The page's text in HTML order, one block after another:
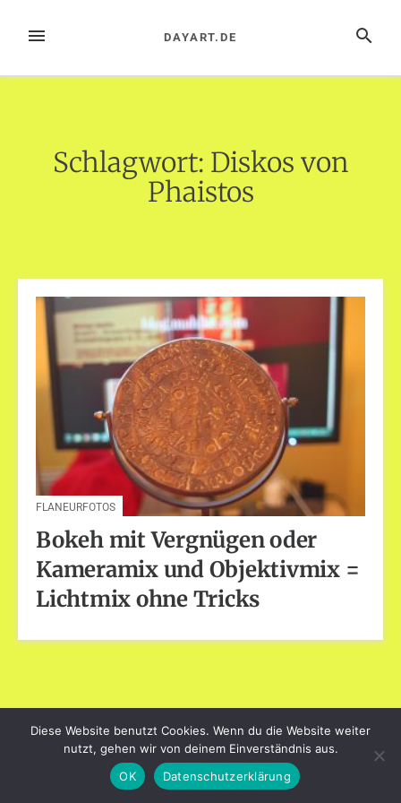
InhaltMENÜ SUCHE
DAYART.DE
Schlagwort: Diskos von
Phaistos
FLANEURFOTOS
Bokeh mit Vergnügen oder
Kameramix und Objektivmix =
Lichtmix ohne Tricks
dayart.de
Stolz präsentiert von WordPress|Theme: Loose von
BlogOnYourOwn.com.
Diese Website benutzt Cookies. Wenn du die Website weiter
nutzt, gehen wir von deinem Einverständnis aus.
OK
Datenschutzerklärung